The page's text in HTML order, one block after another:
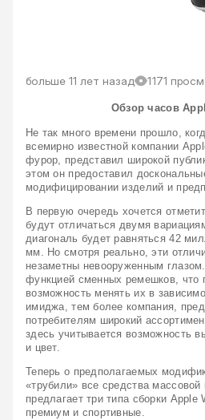
больше 11 лет назад 1171
Обзор часов
Не так много времени прошло,
всемирно известной компании
фурор, представил широкой
этом он предоставил
модифицировании изделий и
В первую очередь хочется
будут отличаться двумя
диагональ будет равняться 42
мм. Но смотря реально, эти
незаметны невооруженным
функцией сменных ремешков, что
возможность менять их в
имиджа, тем более компания,
потребителям широкий
здесь учитывается возможность
и цвет.
Теперь о предполагаемых
«трубили» все средства
предлагает три типа сборки
премиум и спортивные.